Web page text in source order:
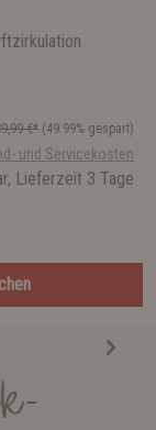
€* (49.99% gespart)
und Servicekosten
Lieferzeit 3 Tage